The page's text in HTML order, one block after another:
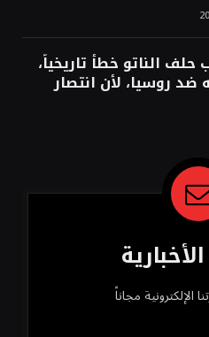
الناتو خطأً تاريخياً،
ضد روسيا، لأن انتصار
سيفتت الناتو!محمد
مجاناً